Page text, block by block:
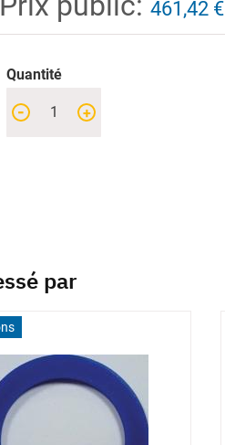
461,42 €
Quantité
+
-
par